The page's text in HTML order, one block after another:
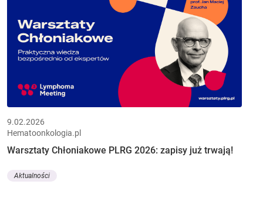
9.02.2026
Hematoonkologia.pl
Warsztaty Chłoniakowe PLRG 2026: zapisy już trwają!
Aktualności